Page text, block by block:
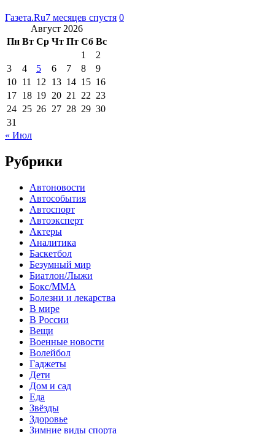
Газета.Ru7 месяцев спустя 0
Август 2026
Пн Вт Ср Чт Пт Сб Вс
1
2
3
4 5 6 7 8
9
10 11 12 13 14 15 16
17 18 19 20 21 22 23
24 25 26 27 28 29 30
31
« Июл
Рубрики
Автоновости
Автособытия
Автоспорт
Автоэксперт
Актеры
Аналитика
Баскетбол
Безумный мир
Биатлон/Лыжи
Бокс/MMA
Болезни и лекарства
В мире
В России
Вещи
Военные новости
Волейбол
Гаджеты
Дети
Дом и сад
Еда
Звёзды
Здоровье
Зимние виды спорта